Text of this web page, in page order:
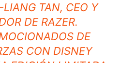
TAN, CEO Y
DE RAZER.
DE
CON DISNEY